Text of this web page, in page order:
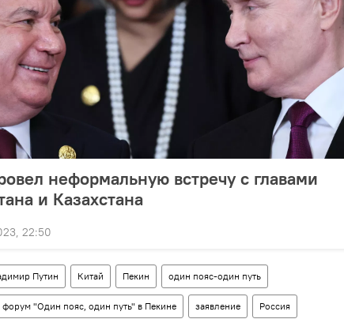
неформальную встречу с главами
и Казахстана
22:50
Путин Китай Пекин один пояс-один путь
"Один пояс, один путь" в Пекине заявление Россия